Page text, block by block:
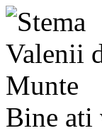
Bine